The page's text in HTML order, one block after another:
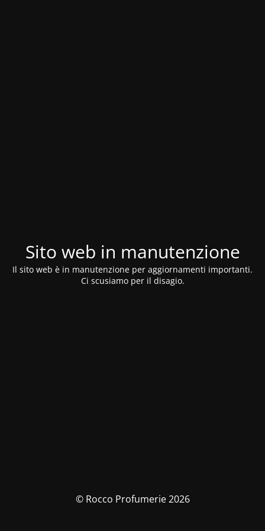
Sito web in manutenzione
Il sito web è in manutenzione per aggiornamenti importanti.
Ci scusiamo per il disagio.
© Rocco Profumerie 2026